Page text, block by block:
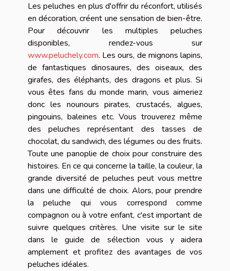
Les peluches en plus d'offrir du réconfort, utilisés
en décoration, créent une sensation de bien-être.
Pour découvrir les multiples peluches
disponibles, rendez-vous sur
www.peluchely.com. Les ours, de mignons lapins,
de fantastiques dinosaures, des oiseaux, des
girafes, des éléphants, des dragons et plus. Si
vous êtes fans du monde marin, vous aimeriez
donc les nounours pirates, crustacés, algues,
pingouins, baleines etc. Vous trouverez même
des peluches représentant des tasses de
chocolat, du sandwich, des légumes ou des fruits.
Toute une panoplie de choix pour construire des
histoires. En ce qui concerne la taille, la couleur, la
grande diversité de peluches peut vous mettre
dans une difficulté de choix. Alors, pour prendre
la peluche qui vous correspond comme
compagnon ou à votre enfant, c'est important de
suivre quelques critères. Une visite sur le site
dans le guide de sélection vous y aidera
amplement et profitez des avantages de vos
peluches idéales.